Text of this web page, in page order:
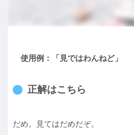
使用例：「見ではわんねど」
正解はこちら
だめ。見てはだめだぞ。